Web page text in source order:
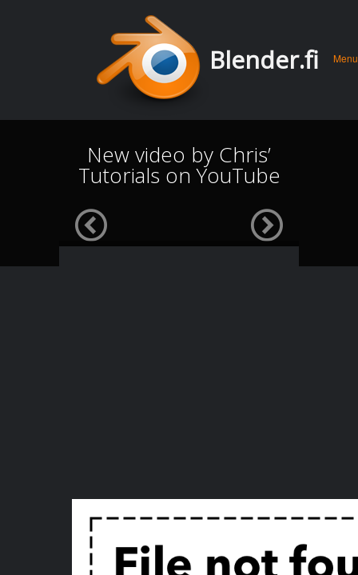
Blender.fi Menu
New video by Chris’
Tutorials on YouTube